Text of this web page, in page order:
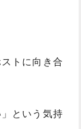
トに向き合
という気持